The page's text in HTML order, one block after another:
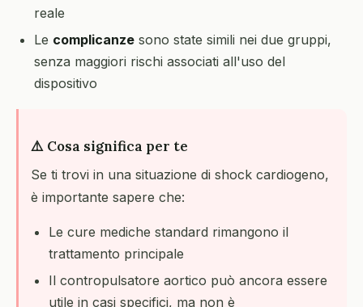
reale
Le complicanze sono state simili nei due gruppi,
senza maggiori rischi associati all'uso del
dispositivo
⚠️ Cosa significa per te
Se ti trovi in una situazione di shock cardiogeno,
è importante sapere che:
Le cure mediche standard rimangono il
trattamento principale
Il contropulsatore aortico può ancora essere
utile in casi specifici, ma non è